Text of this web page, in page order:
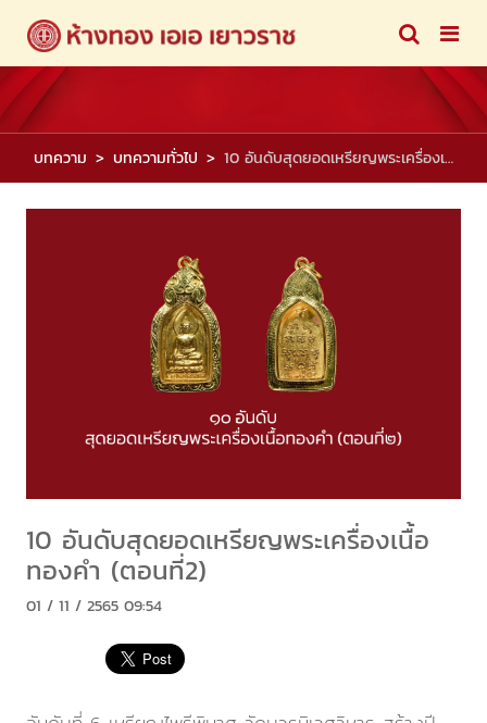
บทความ บทความทั่วไป 10 อันดับสุดยอดเหรียญพระเครื่องเนื้อทองคำ (ตอนที่2)
10 อันดับสุดยอดเหรียญพระเครื่องเนื้อ
ทองคำ (ตอนที่2)
01 / 11 / 2565 09:54